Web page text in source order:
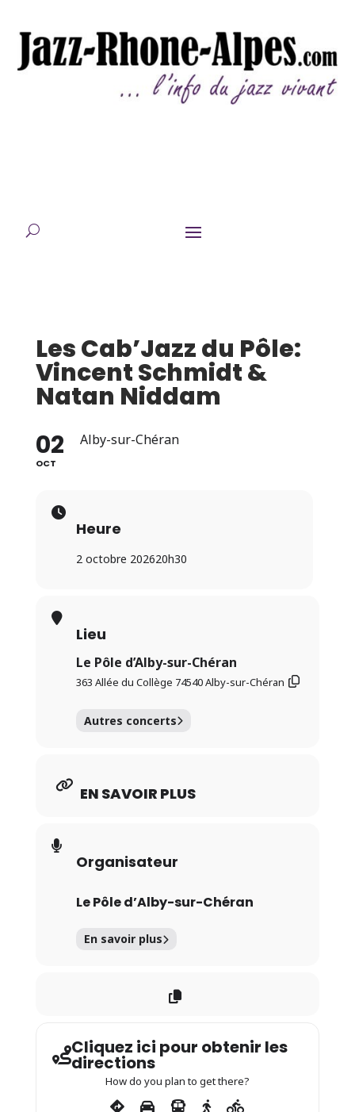
Les Cab’Jazz du Pôle:
Vincent Schmidt &
Natan Niddam
02
OCT
Alby-sur-Chéran
Heure
2 octobre 202620h30
Lieu
Le Pôle d’Alby-sur-Chéran
363 Allée du Collège 74540 Alby-sur-Chéran
Autres concerts
EN SAVOIR PLUS
Organisateur
Le Pôle d’Alby-sur-Chéran
En savoir plus
Cliquez ici pour obtenir les
directions
How do you plan to get there?